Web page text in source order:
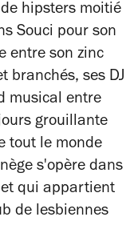
hipsters moitié
Souci pour son
entre son zinc
branchés, ses DJ
musical entre
grouillante
tout le monde
s'opère dans
qui appartient
de lesbiennes